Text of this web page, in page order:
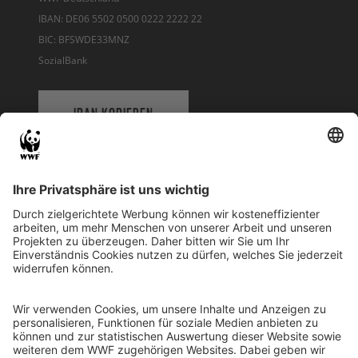
IBAN: DE06 5502 0500 0222 2222 22
BIC: BFSWDE33MNZ
SozialBank
IBAN KOPIEREN
WWF Deutschland
Reinhardtstr. 18
10117 Berlin
Ihre Spende kann steuerlich geltend gemacht werden
Registriert als Stiftung WWF Deutschland, Senatsverwaltung für